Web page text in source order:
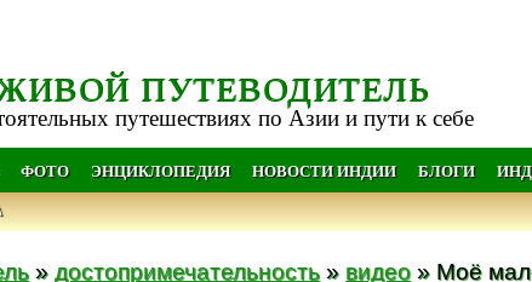
ПУТЕВОДИТЕЛЬ
путешествиях по Азии и пути к себе
ФОТО ЭНЦИКЛОПЕДИЯ НОВОСТИ ИНДИИ БЛОГИ
»достопримечательность» видео » Моё